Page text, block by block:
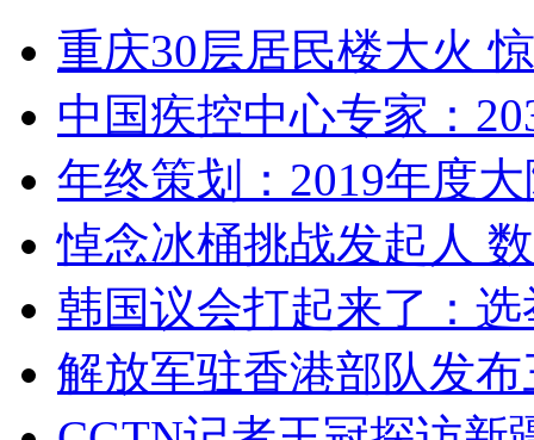
重庆30层居民楼大火
中国疾控中心专家：
年终策划：2019年度
悼念冰桶挑战发起人
韩国议会打起来了：
解放军驻香港部队发